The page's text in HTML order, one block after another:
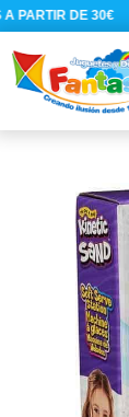
Ir
al
contenido
PARTIR DE 30€